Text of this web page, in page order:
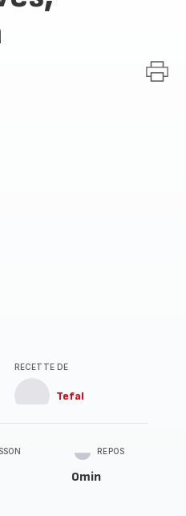
RECETTE DE
Tefal
REPOS
0min